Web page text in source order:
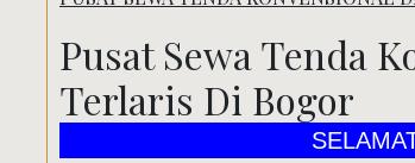
Pusat Sewa Tenda
Terlaris Di Bogor
SELAMAT